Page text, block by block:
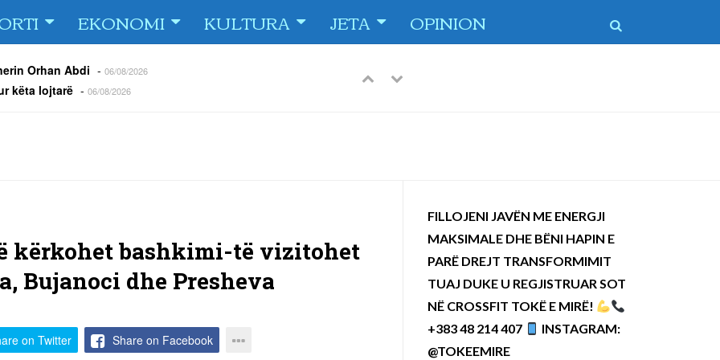
EKONOMI KULTURA JETA OPINION
Fiorin e San Marinos, duke i shënuar katër gola në pjesëlojën e dytë
Orhan Abdi - 06/08/2026
këta lojtarë - 06/08/2026
PreviousNext
kërkohet bashkimi-të vizitohet
Bujanoci dhe Presheva
on Twitter Share on Facebook
FILLOJENI JAVËN ME ENERGJI
MAKSIMALE DHE BËNI HAPIN E
PARË DREJT TRANSFORMIMIT
TUAJ DUKE U REGJISTRUAR SOT
NË CROSSFIT TOKË E MIRË!
+383 48 214 407
INSTAGRAM:
@TOKEEMIRE